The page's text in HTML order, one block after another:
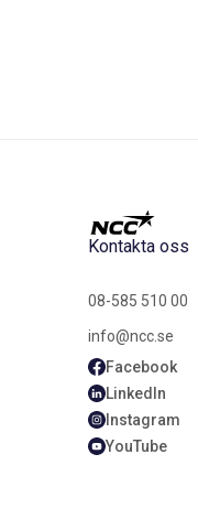
Kontakta oss
08-585 510 00
info@ncc.se
Facebook
LinkedIn
Instagram
YouTube